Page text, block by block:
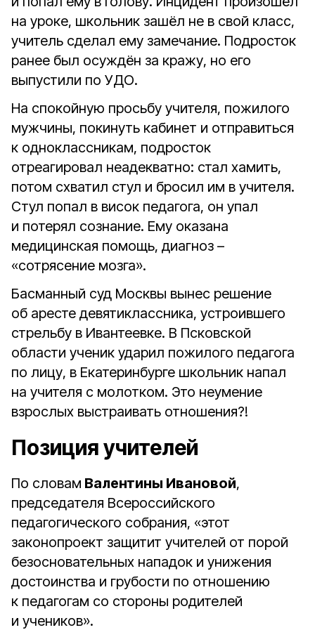
на уроке, школьник зашёл не в свой класс,
учитель сделал ему замечание. Подросток
ранее был осуждён за кражу, но его
выпустили по УДО.
На спокойную просьбу учителя, пожилого
мужчины, покинуть кабинет и отправиться
к одноклассникам, подросток
отреагировал неадекватно: стал хамить,
потом схватил стул и бросил им в учителя.
Стул попал в висок педагога, он упал
и потерял сознание. Ему оказана
медицинская помощь, диагноз –
«сотрясение мозга».
Басманный суд Москвы вынес решение
об аресте девятиклассника, устроившего
стрельбу в Ивантеевке. В Псковской
области ученик ударил пожилого педагога
по лицу, в Екатеринбурге школьник напал
на учителя с молотком. Это неумение
взрослых выстраивать отношения?!
Позиция учителей
По словам Валентины Ивановой,
председателя Всероссийского
педагогического собрания, «этот
законопроект защитит учителей от порой
безосновательных нападок и унижения
достоинства и грубости по отношению
к педагогам со стороны родителей
и учеников».